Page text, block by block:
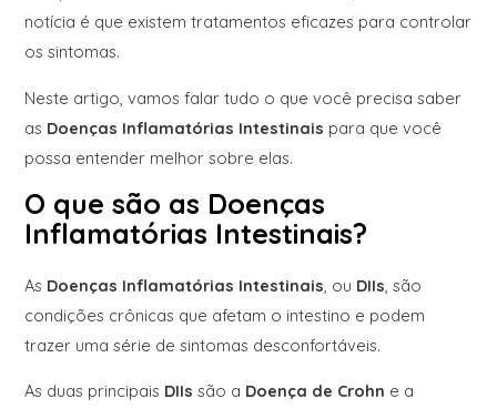
notícia é que existem tratamentos eficazes para controlar
os sintomas.
Neste artigo, vamos falar tudo o que você precisa saber
as Doenças Inflamatórias Intestinais para que você
possa entender melhor sobre elas.
O que são as Doenças
Inflamatórias Intestinais?
As Doenças Inflamatórias Intestinais, ou DIIs, são
condições crônicas que afetam o intestino e podem
trazer uma série de sintomas desconfortáveis.
As duas principais DIIs são a Doença de Crohn e a